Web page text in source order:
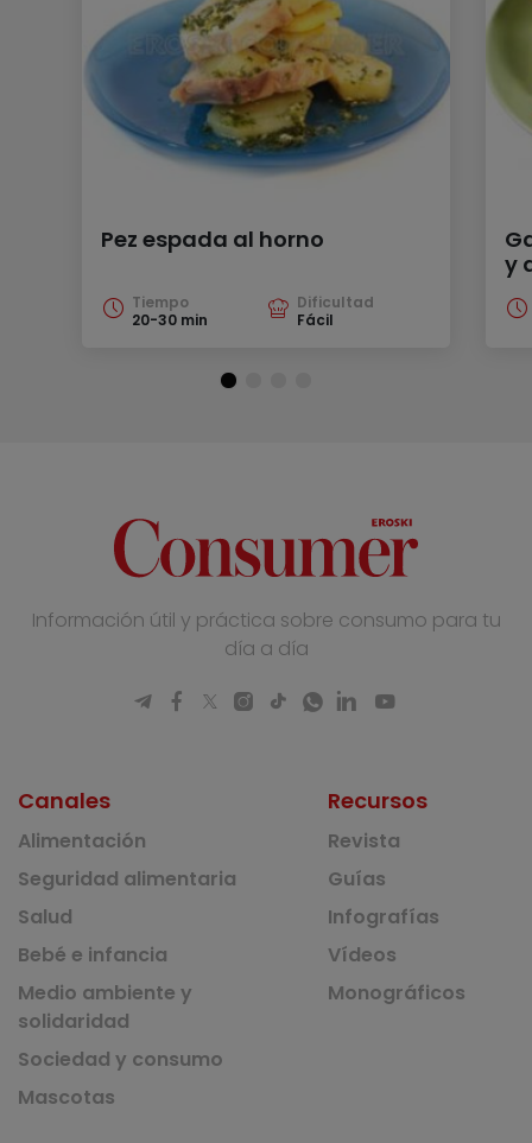
Pez espada al horno
Tiempo
20-30 min
Dificultad
Fácil
y
Información útil y práctica sobre consumo para tu
día a día
Canales
Alimentación
Seguridad alimentaria
Salud
Bebé e infancia
Medio ambiente y
solidaridad
Sociedad y consumo
Mascotas
Recursos
Revista
Guías
Infografías
Vídeos
Monográficos